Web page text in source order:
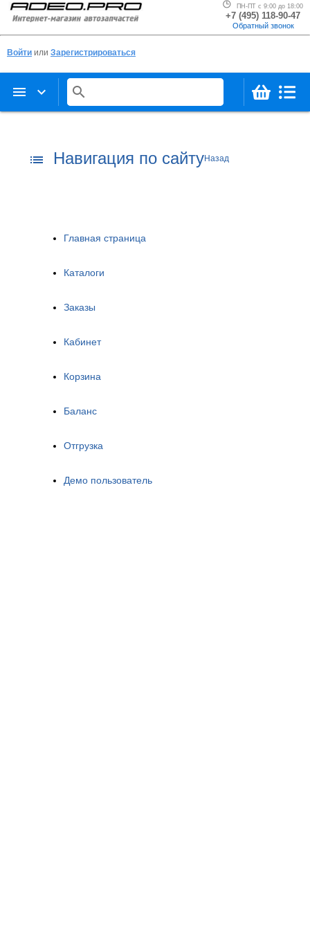
ПН-ПТ с 9:00 до 18:00
+7 (495) 118-90-47
Обратный звонок
Войти или Зарегистрироваться
menu keyboard_arrow_down search
list Навигация по сайтуНазад
Главная страница
Каталоги
Заказы
Кабинет
Корзина
Баланс
Отгрузка
Демо пользователь